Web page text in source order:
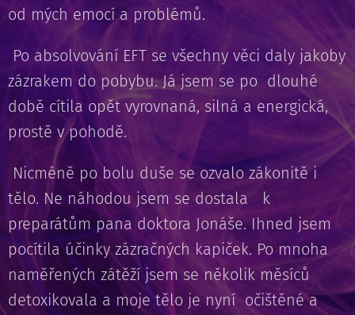
od mých emocí a problémů.
Po absolvování EFT se všechny věci daly jakoby
zázrakem do pobybu. Já jsem se po dlouhé
době cítila opět vyrovnaná, silná a energická,
prostě v pohodě.
Nicméně po bolu duše se ozvalo zákonitě i
tělo. Ne náhodou jsem se dostala k
preparátům pana doktora Jonáše. Ihned jsem
pocítila účinky zázračných kapiček. Po mnoha
naměřených zátěží jsem se několik měsíců
detoxikovala a moje tělo je nyní očištěné a